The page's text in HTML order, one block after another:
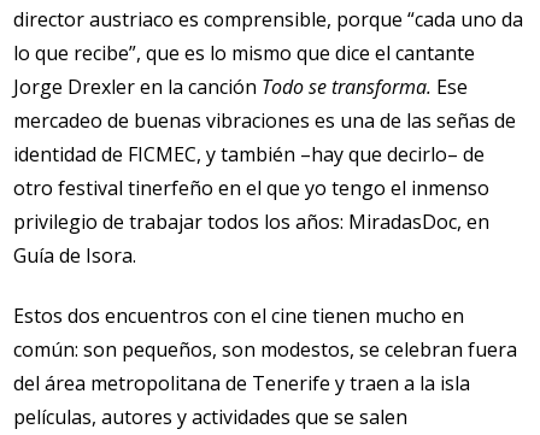
director austriaco es comprensible, porque “cada uno da
lo que recibe”, que es lo mismo que dice el cantante
Jorge Drexler en la canción Todo se transforma. Ese
mercadeo de buenas vibraciones es una de las señas de
identidad de FICMEC, y también –hay que decirlo– de
otro festival tinerfeño en el que yo tengo el inmenso
privilegio de trabajar todos los años: MiradasDoc, en
Guía de Isora.
Estos dos encuentros con el cine tienen mucho en
común: son pequeños, son modestos, se celebran fuera
del área metropolitana de Tenerife y traen a la isla
películas, autores y actividades que se salen